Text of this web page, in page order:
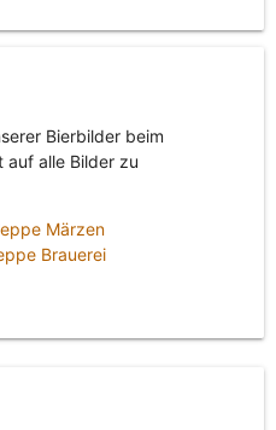
Bierbilder beim
auf alle Bilder zu
Märzen
Brauerei